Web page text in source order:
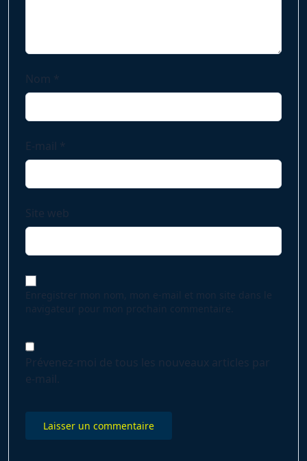
Nom *
E-mail *
Site web
Enregistrer mon nom, mon e-mail et mon site dans le
navigateur pour mon prochain commentaire.
Prévenez-moi de tous les nouveaux articles par
e-mail.